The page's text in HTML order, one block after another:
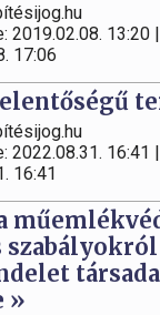
2019.02.08.
17:06
2022.08.31.
16:41
»